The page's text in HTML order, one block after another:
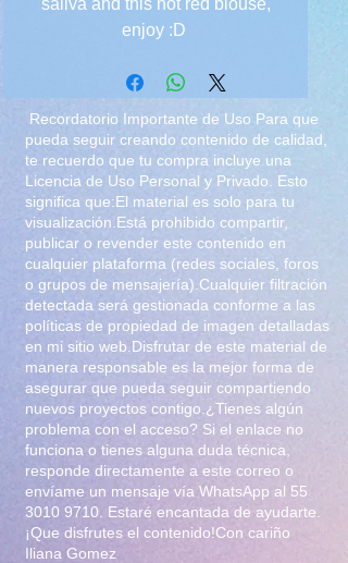
saliva and this hot red blouse,
enjoy :D
Recordatorio Importante de Uso Para que
pueda seguir creando contenido de calidad,
te recuerdo que tu compra incluye una
Licencia de Uso Personal y Privado. Esto
significa que:El material es solo para tu
visualización.Está prohibido compartir,
publicar o revender este contenido en
cualquier plataforma (redes sociales, foros
o grupos de mensajería).Cualquier filtración
detectada será gestionada conforme a las
políticas de propiedad de imagen detalladas
en mi sitio web.Disfrutar de este material de
manera responsable es la mejor forma de
asegurar que pueda seguir compartiendo
nuevos proyectos contigo.¿Tienes algún
problema con el acceso? Si el enlace no
funciona o tienes alguna duda técnica,
responde directamente a este correo o
envíame un mensaje vía WhatsApp al 55
3010 9710 . Estaré encantada de ayudarte.
¡Que disfrutes el contenido!Con cariño
Iliana Gomez